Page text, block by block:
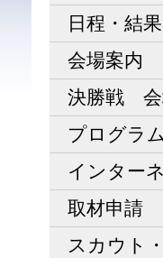
日程・結果
会場案内
決勝戦 会
プログラ
インター
取材申請
スカウト